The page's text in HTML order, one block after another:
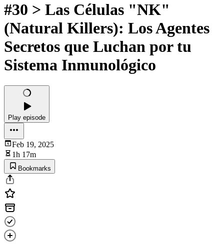
#30 > Las Células "NK"
(Natural Killers): Los Agentes
Secretos que Luchan por tu
Sistema Inmunológico
Play episode
Feb 19, 2025
1h 17m
Bookmarks